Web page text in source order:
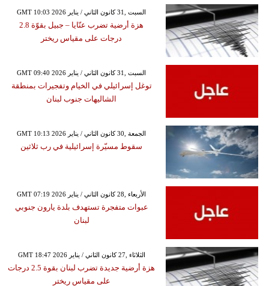
GMT 10:03 2026 السبت ,31 كانون الثاني / يناير
هزة أرضية تضرب عنّايا – جبيل بقوّة 2.8
درجات على مقياس ريختر
GMT 09:40 2026 السبت ,31 كانون الثاني / يناير
توغل إسرائيلي في الخيام وتفجيرات بمنطقة
الشاليهات جنوب لبنان
GMT 10:13 2026 الجمعة ,30 كانون الثاني / يناير
سقوط مسيّرة إسرائيلية في رب ثلاثين
GMT 07:19 2026 الأربعاء ,28 كانون الثاني / يناير
عبوات متفجرة تستهدف بلدة يارون جنوبي
لبنان
GMT 18:47 2026 الثلاثاء ,27 كانون الثاني / يناير
هزة أرضية جديدة تضرب لبنان بقوة 2.5 درجات
على مقياس ريختر